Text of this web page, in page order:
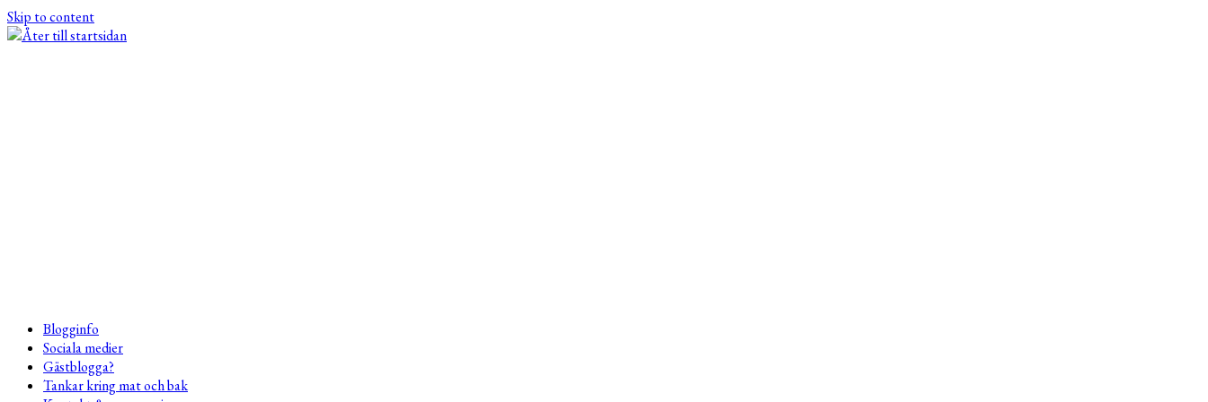
Skip to content
Blogginfo
Sociala medier
Gästblogga?
Tankar kring mat och bak